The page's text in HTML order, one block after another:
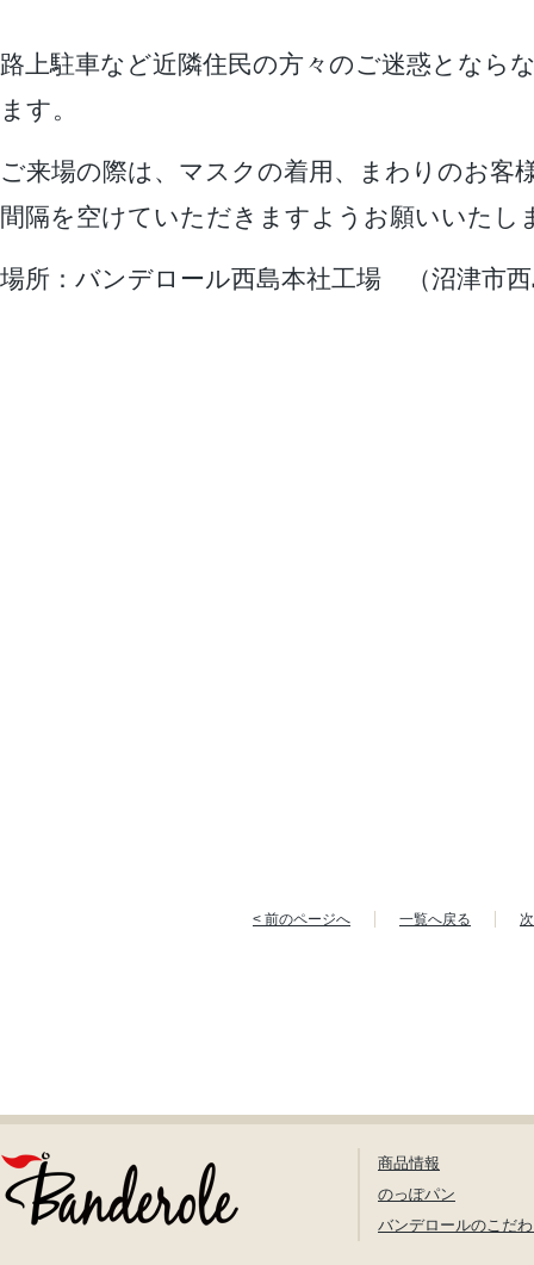
路上駐車など近隣住民の方々のご迷惑となら
ます。
ご来場の際は、マスクの着用、まわりのお客
間隔を空けていただきますようお願いいたし
場所：バンデロール西島本社工場 （沼津市
< 前のページへ 一覧へ戻る
商品情報
のっぽパン
バンデロールのこだ